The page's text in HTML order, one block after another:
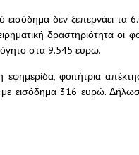
δεν ξεπερνάει τα
δραστηριότητα οι
στα 9.545 ευρώ.
εφημερίδα, φοιτήτρια
με εισόδημα 316 ευρώ.